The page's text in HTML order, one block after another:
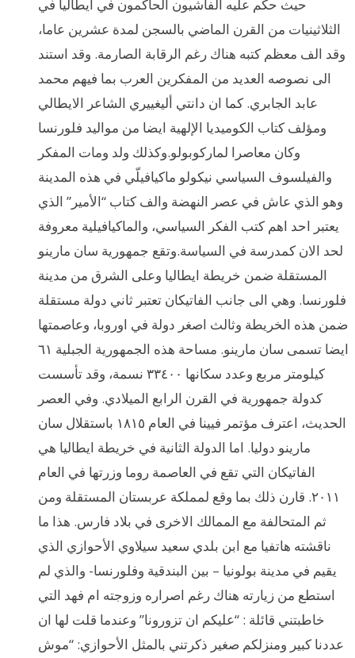
حيث حكم عليه الفاشيون الحاكمون في ايطاليا في
الثلاثينيات من القرن الماضي بالسجن لمدة عشرين عاما،
وقد الف معظم كتبه هناك رغم الرقابة الصارمة. وقد استند
الى نصوصه العديد من المفكرين العرب بما فيهم محمد
عابد الجابري. كما ان دانتي أليغييري الشاعر الايطالي
ومؤلف كتاب الكوميديا الإلهية ايضا من مواليد فلورنسا
وكان معاصرا لماركوبولو.وكذلك ولد ومات المفكر
والفيلسوف السياسي نيكولو ماكيافيلّي في هذه المدينة
وهو الذي عاش في عصر النهضة والف كتاب “الأمير” الذي
يعتبر احد اهم كتب الفكر السياسي، والماكيافيلية معروفة
لحد الان كمدرسة في السياسة.وتقع جمهورية سان مارينو
المستقلة ضمن خريطة ايطاليا وعلى الشرق من مدينة
فلورنسا. وهي الى جانب الفاتيكان تعتبر ثاني دولة مستقلة
ضمن هذه الخريطة وثالث اصغر دولة في اوروبا، وعاصمتها
ايضا تسمى سان مارينو. مساحة هذه الجمهورية الجبلية ٦١
كيلومتر مربع وعدد سكانها ٣٣٤٠٠ نسمة، وقد تأسست
كدولة جمهورية في القرن الرابع الميلادي. وفي العصر
الحديث، اعترف مؤتمر فيينا في العام ١٨١٥ باستقلال سان
مارينو دوليا. اما الدولة الثانية في خريطة ايطاليا هي
الفاتيكان التي تقع في العاصمة روما وزرتها في العام
٢٠١١. قارن ذلك بما وقع لمملكة عربستان المستقلة ومن
ثم المتحالفة مع الممالك الاخرى في بلاد فارس. هذا ما
ناقشته هاتفيا مع ابن بلدي سعيد سيلاوي الأحوازي الذي
يقيم في مدينة بولونيا – بين البندقية وفلورنسا- والذي لم
استطع من زيارته هناك رغم اصراره وزوجته ام فهد التي
خاطبتني قائلة : “عليكم ان تزورونا” وعندما قلت لها ان
عددنا كبير ومنزلكم صغير ذكرتني بالمثل الأحوازي: “موش